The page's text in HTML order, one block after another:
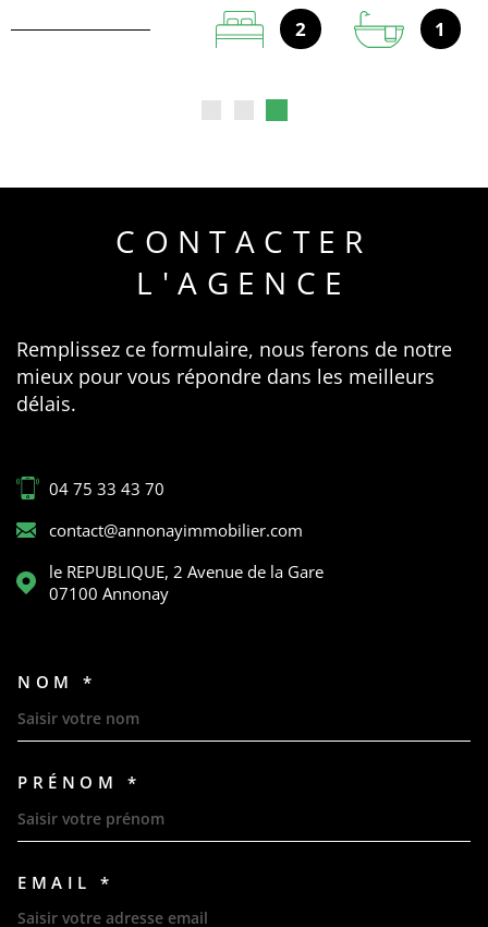
1
CONTACTER
L'AGENCE
Remplissez ce formulaire, nous ferons de notre
mieux pour vous répondre dans les meilleurs
délais.
04 75 33 43 70
contact@annonayimmobilier.com
le REPUBLIQUE, 2 Avenue de la Gare
07100
Annonay
NOM *
PRÉNOM *
EMAIL *